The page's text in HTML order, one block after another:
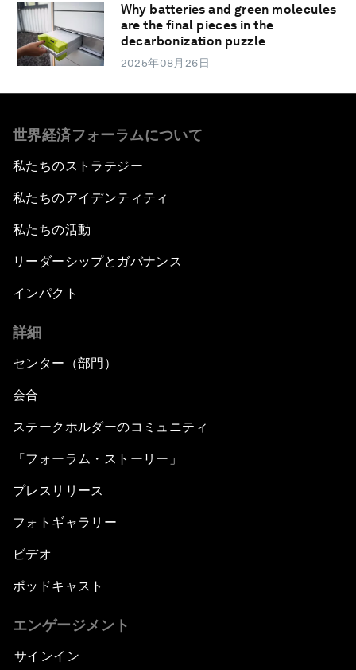
Why batteries and green molecules
are the final pieces in the
decarbonization puzzle
2025年08月26日
世界経済フォーラムについて
私たちのストラテジー
私たちのアイデンティティ
私たちの活動
リーダーシップとガバナンス
インパクト
詳細
センター（部門）
会合
ステークホルダーのコミュニティ
「フォーラム・ストーリー」
プレスリリース
フォトギャラリー
ビデオ
ポッドキャスト
エンゲージメント
サインイン